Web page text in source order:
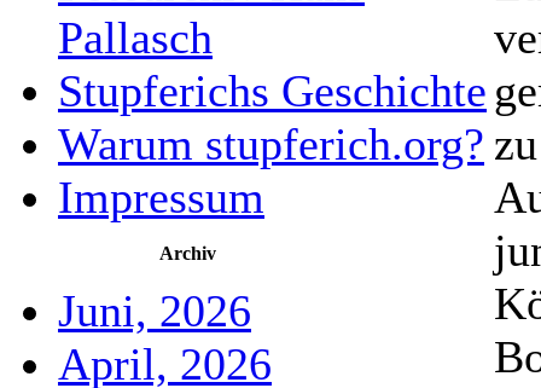
Pallasch
Stupferichs Geschichte
Warum stupferich.org?
Impressum
Archiv
Juni, 2026
April, 2026